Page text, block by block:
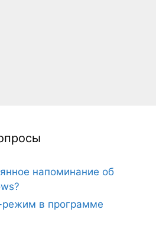
напоминание об
режим в программе